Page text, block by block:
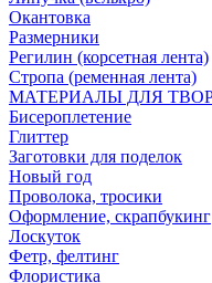
Окантовка
Размерники
Регилин (корсетная лента)
Стропа (ременная лента)
МАТЕРИАЛЫ ДЛЯ
Бисероплетение
Глиттер
Заготовки для поделок
Новый год
Проволока, тросики
Оформление, скрапбукинг
Лоскуток
Фетр, фелтинг
Флористика